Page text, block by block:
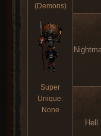
(Demons)
Super
Unique:
None
Hell